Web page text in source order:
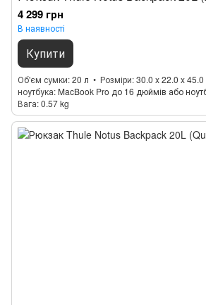
4 299 грн
В наявності
Купити
Об'єм сумки 20 л Розміри 30.0 x 22.0 x
ноутбука MacBook Pro до 16 дюймів або
Вага 0.57 kg